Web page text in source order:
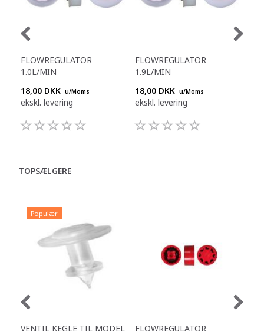
FLOWREGULATOR
1.0L/MIN
18,00 DKK u/Moms
ekskl. levering
FLOWREGULATOR
1.9L/MIN
18,00 DKK u/Moms
ekskl. levering
TOPSÆLGERE
Populær
VENTIL KEGLE TIL MODEL FLOWREGULATOR